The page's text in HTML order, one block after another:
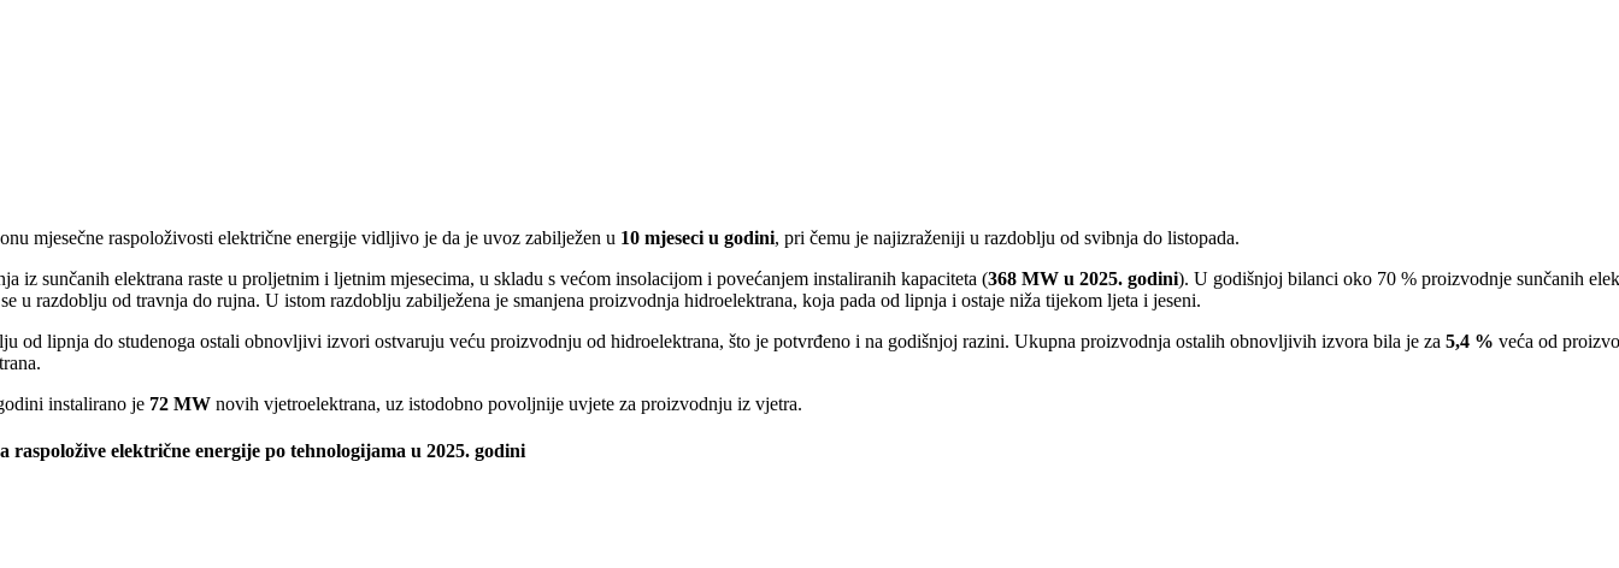
mjesečne raspoloživosti električne energije vidljivo je da je uvoz zabilježen u 10 mjeseci u godini, pri čemu je najizraženiji u razdoblju od svibnja do listopada.
iz sunčanih elektrana raste u proljetnim i ljetnim mjesecima, u skladu s većom insolacijom i povećanjem instaliranih kapaciteta (368 MW u 2025. godini). U godišnjoj bilanci oko 70 % proizvodnje sunčanih
u razdoblju od travnja do rujna. U istom razdoblju zabilježena je smanjena proizvodnja hidroelektrana, koja pada od lipnja i ostaje niža tijekom ljeta i jeseni.
od lipnja do studenoga ostali obnovljivi izvori ostvaruju veću proizvodnju od hidroelektrana, što je potvrđeno i na godišnjoj razini. Ukupna proizvodnja ostalih obnovljivih izvora bila je za 5,4 % veća od
instalirano je 72 MWnovih vjetroelektrana, uz istodobno povoljnije uvjete za proizvodnju iz vjetra.
raspoložive električne energije po tehnologijama u 2025. godini